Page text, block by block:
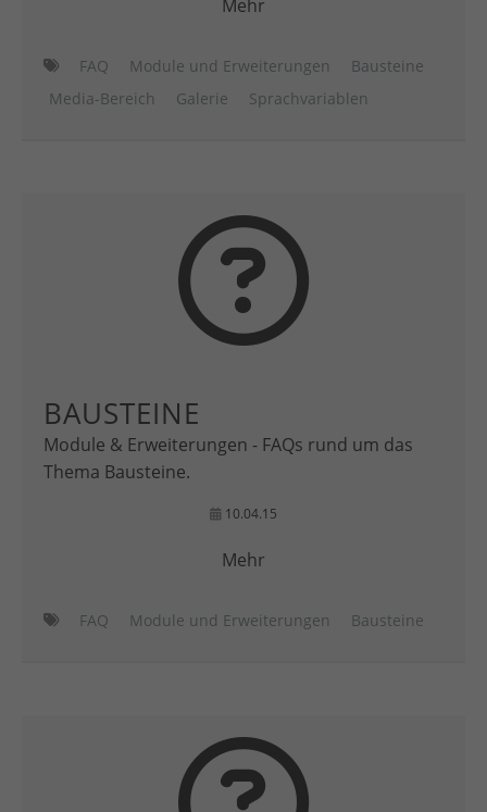
Mehr
FAQ Module und Erweiterungen
Bausteine
Media-Bereich
Galerie Sprachvariablen
BAUSTEINE
Module & Erweiterungen - FAQs rund um das
Thema Bausteine.
10.04.15
Mehr
FAQ Module und Erweiterungen Bausteine